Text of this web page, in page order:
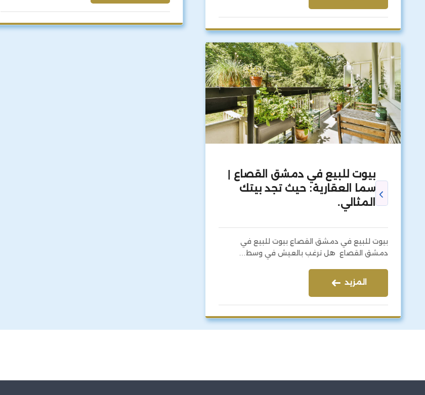
بيوت للبيع في دمشق القصاع |
سما العقارية: حيث تجد بيتك
المثالي.
بيوت للبيع في دمشق القصاع بيوت للبيع في
دمشق القصاع هل ترغب بالعيش في وسط…
المزيد